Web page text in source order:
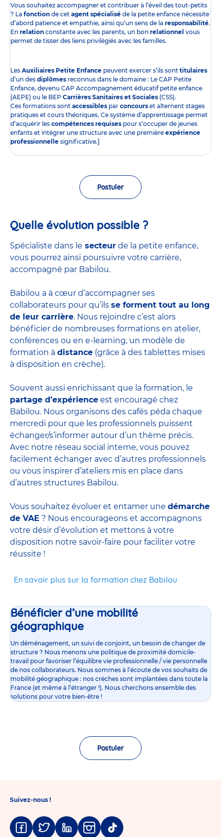
Vous souhaitez accompagner et contribuer à l’éveil des tout-petits
? La fonction de cet agent spécialisé de la petite enfance nécessite
d’abord patience et empathie, ainsi qu’un sens de la responsabilité.
En relation constante avec les parents, un bon relationnel vous
permet de tisser des liens privilégiés avec les familles.
Les Auxiliaires Petite Enfance peuvent exercer s’ils sont titulaires
d’un des diplômes reconnus dans le domaine : Le CAP Petite
Enfance, devenu CAP Accompagnement éducatif petite enfance
(AEPE) ou le BEP Carrières Sanitaires et Sociales (CSS).
Ces formations sont accessibles par concours et alternent stages
pratiques et cours théoriques. Ce système d’apprentissage permet
d’acquérir les compétences requises pour s’occuper de jeunes
enfants et intégrer une structure avec une première expérience
professionnelle significative.]
Postuler
Quelle évolution possible ?
Spécialiste dans le secteur de la petite enfance,
vous pourrez ainsi poursuivre votre carrière,
accompagné par Babilou.
Babilou a à cœur d’accompagner ses
collaborateurs pour qu’ils se forment tout au long
de leur carrière. Nous rejoindre c’est alors
bénéficier de nombreuses formations en atelier,
conférences ou en e-learning, un modèle de
formation à distance (grâce à des tablettes mises
à disposition en crèche).
Souvent aussi enrichissant que la formation, le
partage d’expérience est encouragé chez
Babilou. Nous organisons des cafés péda chaque
mercredi pour que les professionnels puissent
échanger/s’informer autour d’un thème précis.
Avec notre réseau social interne, vous pouvez
facilement échanger avec d’autres professionnels
ou vous inspirer d’ateliers mis en place dans
d’autres structures Babilou.
Vous souhaitez évoluer et entamer une démarche
de VAE ? Nous encourageons et accompagnons
votre désir d’évolution et mettons à votre
disposition notre savoir-faire pour faciliter votre
réussite !
En savoir plus sur la formation chez Babilou
Bénéficier d’une mobilité
géographique
Un déménagement, un suivi de conjoint, un besoin de changer de
structure ? Nous menons une politique de proximité domicile-
travail pour favoriser l’équilibre vie professionnelle / vie personnelle
de nos collaborateurs. Nous sommes à l’écoute de vos souhaits de
mobilité géographique : nos crèches sont implantées dans toute la
France (et même à l’étranger !). Nous cherchons ensemble des
solutions pour votre bien-être !
Postuler
Suivez-nous !
Facebook
TwitterLinkedinInstagram
Tiktok